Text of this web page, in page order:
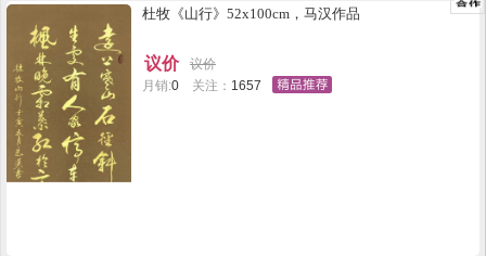
杜牧《山行》52x100cm，马汉作品
议价
议价
月销:0 关注： 1657